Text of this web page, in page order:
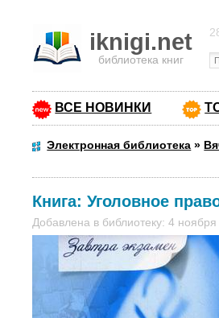
iknigi.net
библиотека книг
ВСЕ НОВИНКИ
Электронная библиотека »
Книга:Уголовное
Добавлена в библиотеку: 4